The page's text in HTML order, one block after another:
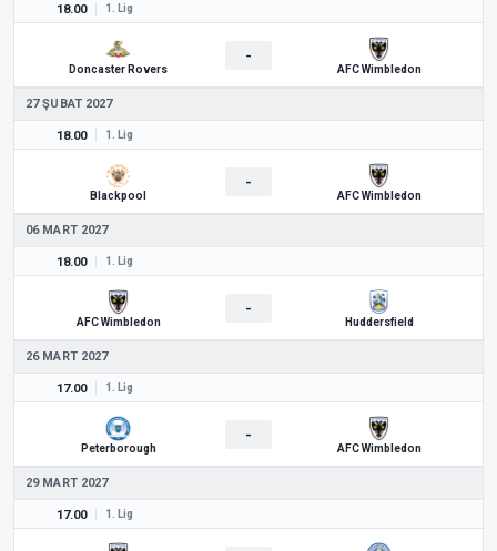
18.00 1. Lig
Doncaster Rovers
-
AFC Wimbledon
27 ŞUBAT 2027
18.00 1. Lig
Blackpool
-
AFC Wimbledon
06 MART 2027
18.00 1. Lig
AFC Wimbledon
-
Huddersfield
26 MART 2027
17.00 1. Lig
Peterborough
-
AFC Wimbledon
29 MART 2027
17.00 1. Lig